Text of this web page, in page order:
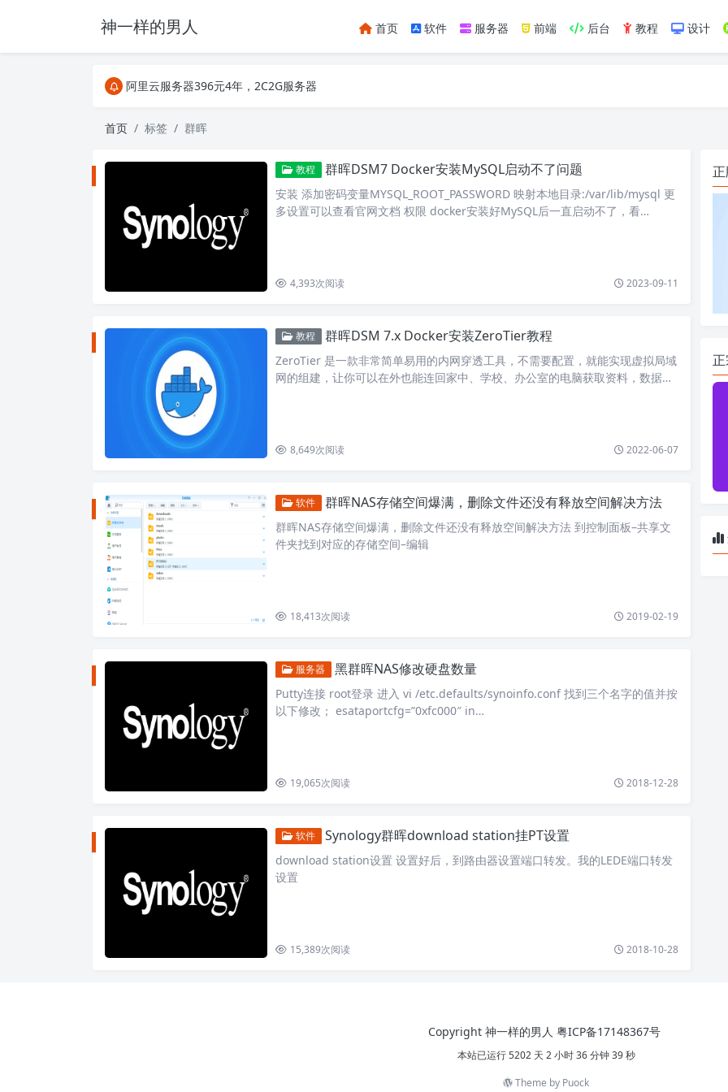
神一样的男人 首页 软件 服务器 前端 后台 教程 设计
阿里云服务器396元4年，2C2G服务器
关注Telegram频道有新消息第一时间推送
阿里云服务器396元4年，2C2G服务器
首页 标签 群晖
教程 群晖DSM7 Docker安装MySQL启动不了问题
安装 添加密码变量MYSQL_ROOT_PASSWORD 映射本地目录:/var/lib/mysql 更
多设置可以查看官网文档 权限 docker安装好MySQL后一直启动不了，看…
4,393次阅读 2023-09-11
教程 群晖DSM 7.x Docker安装ZeroTier教程
ZeroTier 是一款非常简单易用的内网穿透工具，不需要配置，就能实现虚拟局域
网的组建，让你可以在外也能连回家中、学校、办公室的电脑获取资料，数据。
8,649次阅读 2022-06-07
软件 群晖NAS存储空间爆满，删除文件还没有释放空间解决方法
群晖NAS存储空间爆满，删除文件还没有释放空间解决方法 到控制面板–共享文
件夹找到对应的存储空间–编辑
18,413次阅读 2019-02-19
服务器 黑群晖NAS修改硬盘数量
Putty连接 root登录 进入 vi /etc.defaults/synoinfo.conf 找到三个名字的值并按
以下修改； esataportcfg=”0xfc000″ in…
19,065次阅读 2018-12-28
软件 Synology群晖download station挂PT设置
download station设置 设置好后，到路由器设置端口转发。我的LEDE端口转发
设置
15,389次阅读 2018-10-28
Copyright 神一样的男人 粤ICP备17148367号
本站已运行 5202 天 2 小时 36 分钟 40 秒
Theme by Puock